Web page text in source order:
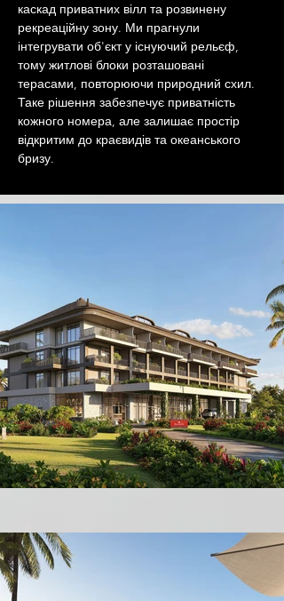
каскад приватних вілл та розвинену
рекреаційну зону. Ми прагнули
інтегрувати об'єкт у існуючий рельєф,
тому житлові блоки розташовані
терасами, повторюючи природний схил.
Таке рішення забезпечує приватність
кожного номера, але залишає простір
відкритим до краєвидів та океанського
бризу.